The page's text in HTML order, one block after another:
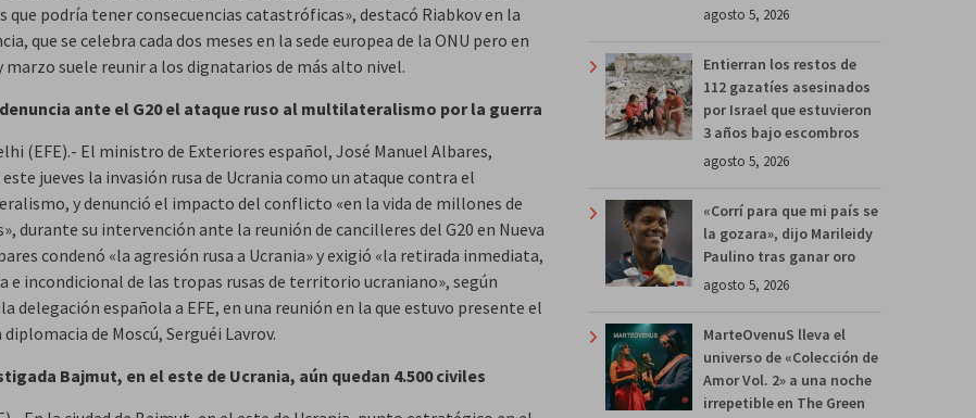
que podría tener consecuencias catastróficas», destacó Riabkov en la
que se celebra cada dos meses en la sede europea de la ONU pero en
marzo suele reunir a los dignatarios de más alto nivel.
ante el G20 el ataque ruso al multilateralismo por la guerra
(EFE).- El ministro de Exteriores español, José Manuel Albares,
jueves la invasión rusa de Ucrania como un ataque contra el
y denunció el impacto del conflicto «en la vida de millones de
durante su intervención ante la reunión de cancilleres del G20 en Nueva
condenó «la agresión rusa a Ucrania» y exigió «la retirada inmediata,
e incondicional de las tropas rusas de territorio ucraniano», según
delegación española a EFE, en una reunión en la que estuvo presente el
diplomacia de Moscú, Serguéi Lavrov.
Bajmut, en el este de Ucrania, aún quedan 4.500 civiles
agosto 5, 2026
Entierran los restos de
112 gazatíes asesinados
por Israel que estuvieron
3 años bajo escombros
agosto 5, 2026
«Corrí para que mi país se
la gozara», dijo Marileidy
Paulino tras ganar oro
agosto 5, 2026
MarteOvenuS lleva el
universo de «Colección de
Amor Vol. 2» a una noche
irrepetible en The Green